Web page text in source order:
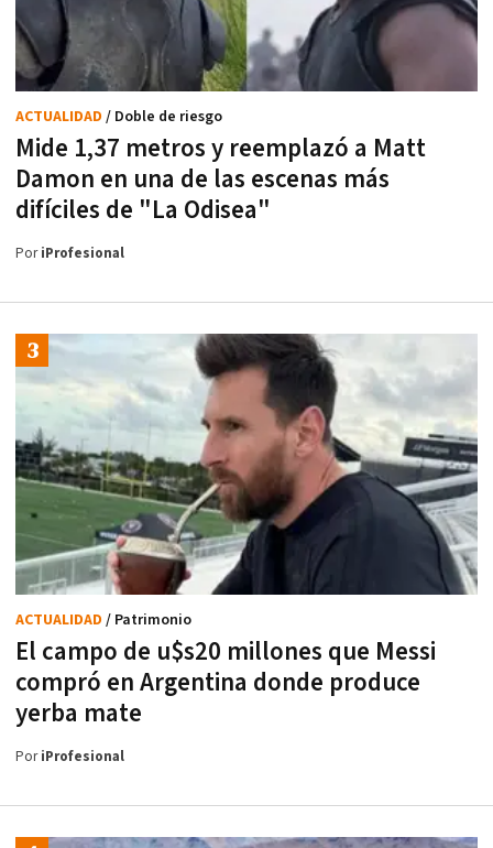
Mide 1,37 metros y reemplazó a Matt
Damon en una de las escenas más
difíciles de "La Odisea"
ACTUALIDAD / Doble de riesgo
PoriProfesional
El campo de u$s20 millones que Messi
compró en Argentina donde produce
yerba mate
ACTUALIDAD / Patrimonio
PoriProfesional